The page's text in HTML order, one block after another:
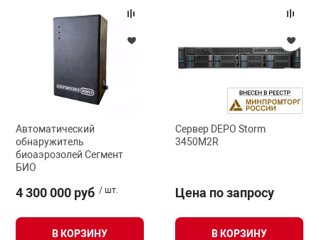
Автоматический
обнаружитель
биоаэрозолей Сегмент
БИО
4 300 000 руб / шт.
В КОРЗИНУ
Сервер DEPO Storm
3450M2R
Цена по запросу
В КОРЗИНУ